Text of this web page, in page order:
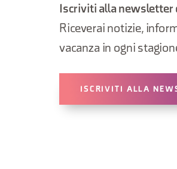
Iscriviti alla
Riceverai notizie,
vacanza in ogni
ISCRIVITI ALLA